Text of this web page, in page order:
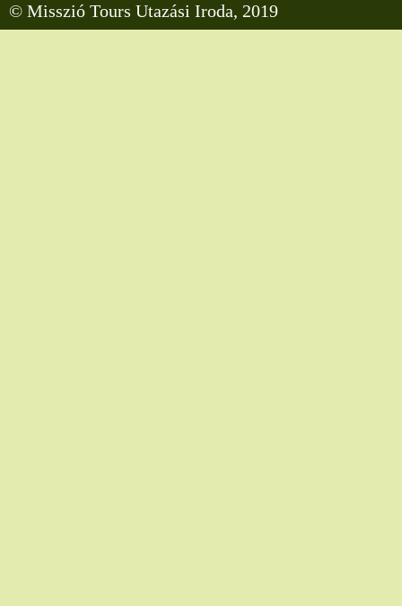
© Misszió Tours Utazási Iroda, 2019